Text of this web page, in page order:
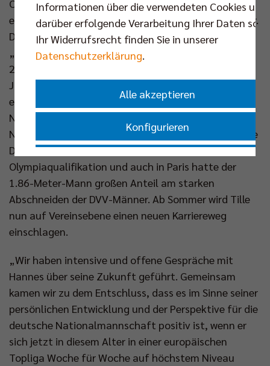
Chance sofort in beeindruckender Manier und
erspielte sich einen Stammplatz beim Rekordmeister.
Daraufhin verlängerte der Hauptstadtclub mit dem
„Season-MVP“ der Volleyball Bundesliga im Frühjahr
2023 gleich um drei Jahre bis 2026. Zwei dieser drei
Jahre durften und dürfen die Berliner Fans seinen
erfrischenden Spielstil bestaunen. Parallel wurde die
Nummer Sechs auch immer wertvoller für die
Nationalmannschaft. Mit ihm als Regisseur schaffte
Deutschland 2023 die sensationelle
Olympiaqualifikation und auch in Paris hatte der
1.86-Meter-Mann großen Anteil am starken
Abschneiden der DVV-Männer. Ab Sommer wird Tille
nun auf Vereinsebene einen neuen Karriereweg
einschlagen.
„Wir haben intensive und offene Gespräche mit
Hannes über seine Zukunft geführt. Gemeinsam
kamen wir zu dem Entschluss, dass es im Sinne seiner
persönlichen Entwicklung und der Perspektive für die
deutsche Nationalmannschaft positiv ist, wenn er
sich jetzt in diesem Alter in einer europäischen
Topliga Woche für Woche auf höchstem Niveau
Informationen über die verwendeten Cookies und
darüber erfolgende Verarbeitung Ihrer Daten
Ihr Widerrufsrecht finden Sie in unserer
Datenschutzerklärung.
Alle akzeptieren
Konfigurieren
Nur essenzielle Cookies akzeptieren
Impressum|Datenschutzerklärung